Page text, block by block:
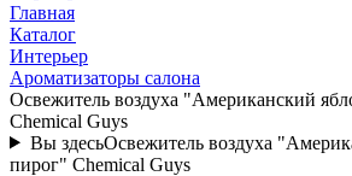
Главная
Каталог
Интерьер
Ароматизаторы салона
Освежитель воздуха "Американский
Chemical Guys
Вы здесьОсвежитель воздуха
пирог" Chemical Guys